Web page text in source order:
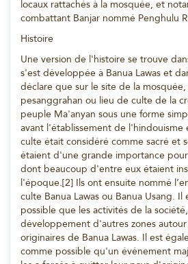
locaux rattachés à la mosquée, et
combattant Banjar nommé Penghulu
Histoire
Une version de l'histoire se trouve
s'est développée à Banua Lawas et
déclare que sur le site de la
pesanggrahan ou lieu de culte de la
peuple Ma'anyan sous une forme
avant l'établissement de
culte était considéré comme sacré et
étaient d'une grande importance
dont beaucoup d'entre eux étaient
l'époque.[2] Ils ont ensuite nommé
culte Banua Lawas ou Banua Usang.
possible que les activités de la
développement d'autres zones
originaires de Banua Lawas. Il est
comme possible qu'un événement